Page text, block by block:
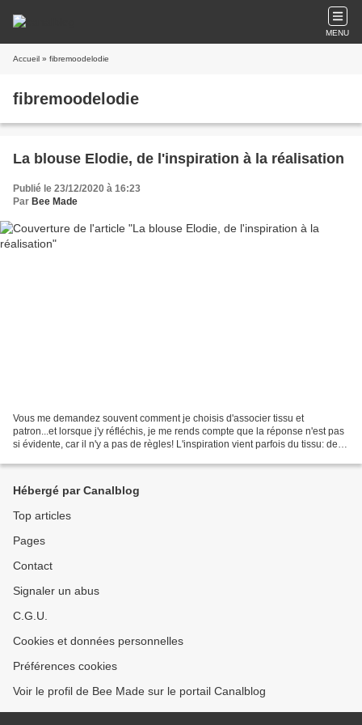
MENU
Accueil » fibremoodelodie
fibremoodelodie
La blouse Elodie, de l'inspiration à la réalisation
Publié le 23/12/2020 à 16:23
Par Bee Made
Vous me demandez souvent comment je choisis d'associer tissu et
patron...et lorsque j'y réfléchis, je me rends compte que la réponse n'est pas
si évidente, car il n'y a pas de règles! L'inspiration vient parfois du tissu: de
Hébergé par Canalblog
Top articles
Pages
Contact
Signaler un abus
C.G.U.
Cookies et données personnelles
Préférences cookies
Voir le profil de Bee Made sur le portail Canalblog